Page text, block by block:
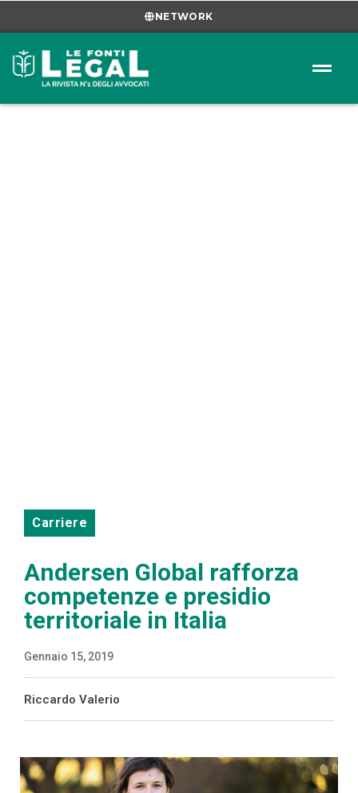
NETWORK
Carriere
Andersen Global rafforza
competenze e presidio
territoriale in Italia
Gennaio 15, 2019
Riccardo Valerio